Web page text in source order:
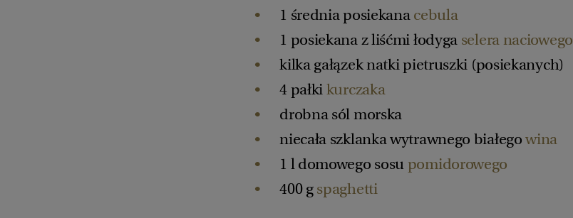
1 średnia posiekana cebula
1 posiekana z liśćmi łodyga selera naciowego
kilka gałązek natki pietruszki (posiekanych)
4 pałki kurczaka
drobna sól morska
niecała szklanka wytrawnego białegowina
1 l domowego sosu pomidorowego
400 g spaghetti